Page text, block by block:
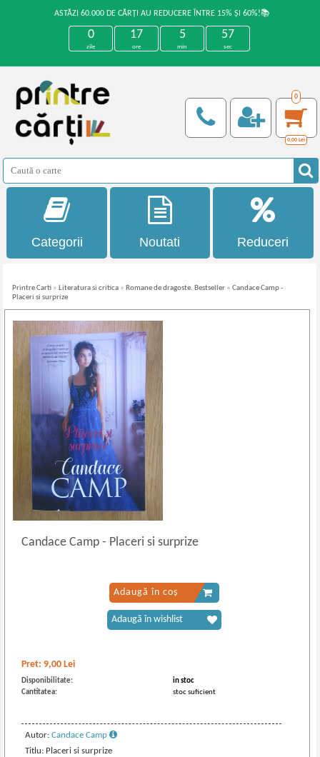
ASTĂZI 60.000 DE CĂRȚI AU REDUCERE ÎNTRE 15% ȘI 60%!📚
0
zile
17
ore
5
min
57
sec
0
0,00 Lei
Categorii Noutati Reduceri
Printre Carti » Literatura si critica » Romane de dragoste. Bestseller »Candace Camp -
Placeri si surprize
Candace Camp- Placeri si surprize
Pret:9,00 Lei
Disponibilitate:
in stoc
Cantitatea:
stoc suficient
Autor:Candace Camp
Titlu: Placeri si surprize
Adaugă în coș
Adaugă în wishlist